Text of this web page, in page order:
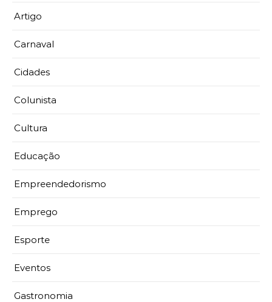
Artigo
Carnaval
Cidades
Colunista
Cultura
Educação
Empreendedorismo
Emprego
Esporte
Eventos
Gastronomia